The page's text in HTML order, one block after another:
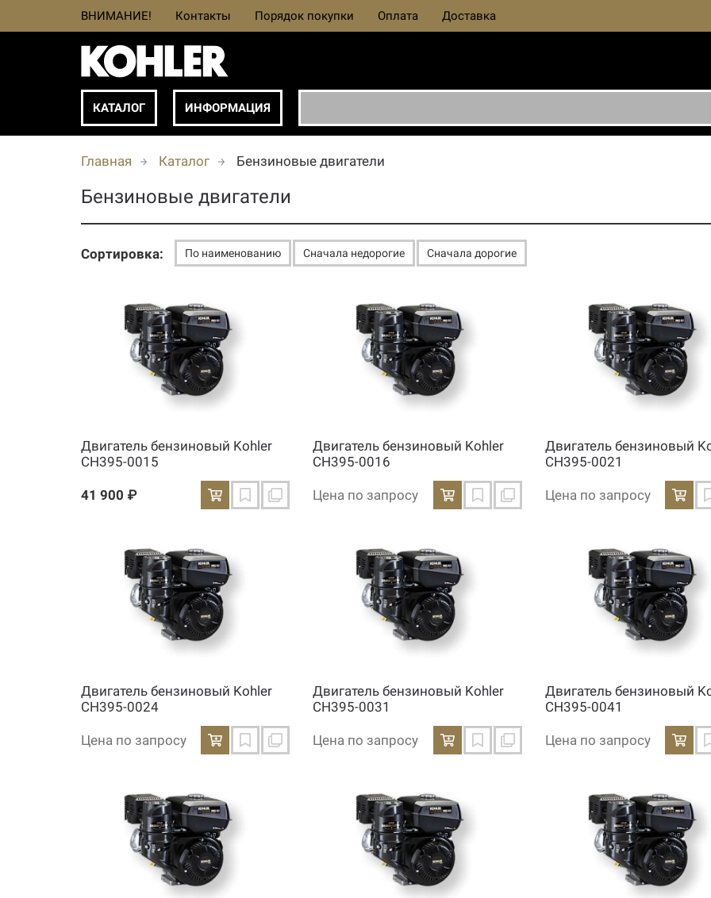
ВНИМАНИЕ! Контакты Порядок покупки Оплата Доставка
КАТАЛОГ ИНФОРМАЦИЯ
Главная Каталог Бензиновые двигатели
Бензиновые двигатели
Сортировка: По наименованию Сначала недорогие Сначала дорогие
Двигатель бензиновый Kohler
CH395-0015
41 900 ₽
Двигатель бензиновый Kohler
CH395-0016
Цена по запросу
Двигатель бензиновый
CH395-0021
Цена по запросу
Двигатель бензиновый Kohler
CH395-0024
Цена по запросу
Двигатель бензиновый Kohler
CH395-0031
Цена по запросу
Двигатель бензиновый
CH395-0041
Цена по запросу